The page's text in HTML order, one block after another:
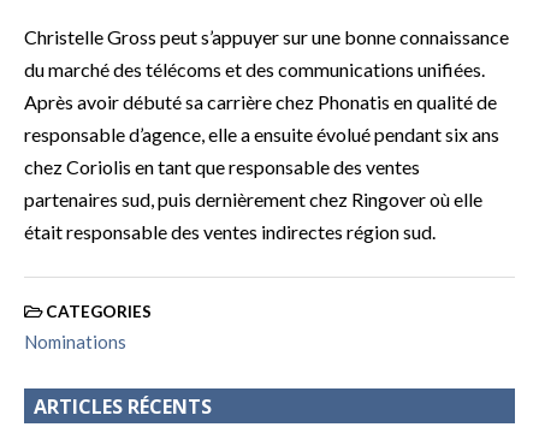
Christelle Gross peut s’appuyer sur une bonne connaissance
du marché des télécoms et des communications unifiées.
Après avoir débuté sa carrière chez Phonatis en qualité de
responsable d’agence, elle a ensuite évolué pendant six ans
chez Coriolis en tant que responsable des ventes
partenaires sud, puis dernièrement chez Ringover où elle
était responsable des ventes indirectes région sud.
CATEGORIES
Nominations
ARTICLES RÉCENTS